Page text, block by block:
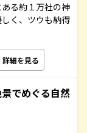
る約１万社の神
く、ツウも納得
詳細を見る
でめぐる自然